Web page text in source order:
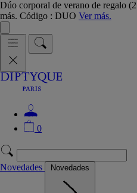
Dúo corporal de verano de regalo
más. Código : DUO Ver más.
0
Novedades Novedades